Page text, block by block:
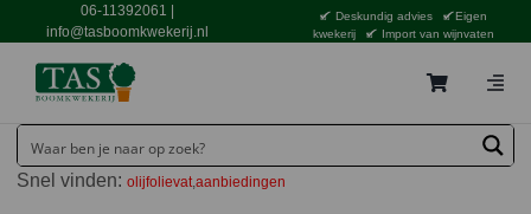
06-11392061
info@tasboomkwekerij.nl
Deskundig advies
Eigen
kwekerij
Import van wijnvaten
Contact en bestellen
Snel vinden:olijfolievat aanbiedingen